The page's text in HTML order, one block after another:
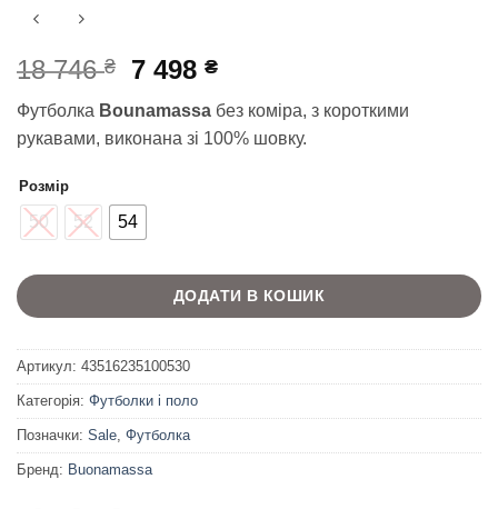
18 746₴
Оригінальна
18
746 ₴.
7 498₴Поточна
7
498 ₴.
Футболка Bounamassa без коміра, з короткими
рукавами, виконана зі 100% шовку.
Розмір
50 52 54
ДОДАТИ В КОШИК
Артикул: 43516235100530
Категорія: Футболки і поло
Позначки: Sale, Футболка
Бренд: Buonamassa